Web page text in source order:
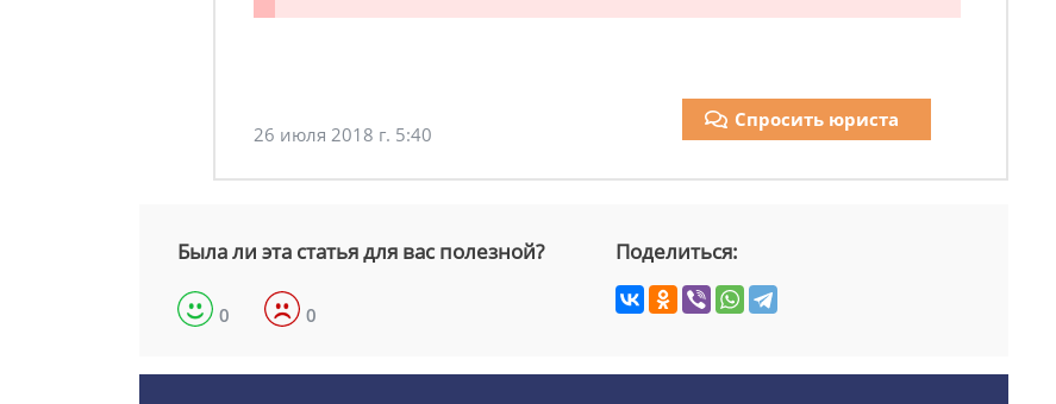
26 июля 2018 г. 5:40
Спросить юриста
Была ли эта статья для вас полезной?
0 0
Поделиться: